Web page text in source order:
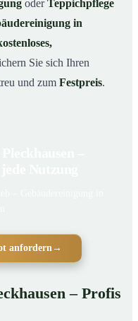
oderTeppichpflege
in
Sie sich Ihren
und zum Festpreis.
anfordern→
– Profis